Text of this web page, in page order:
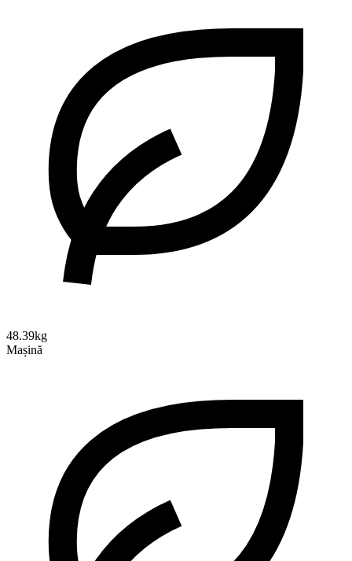
48.39kg
Mașină